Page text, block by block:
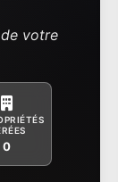
votre
0